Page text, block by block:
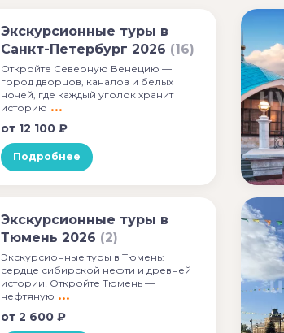
Экскурсионные туры в
Санкт-Петербург 2026 (16)
Откройте Северную Венецию —
город дворцов, каналов и белых
ночей, где каждый уголок хранит
историю
от 12 100 ₽
Подробнее
Экскурсионные туры в
Тюмень 2026 (2)
Экскурсионные туры в Тюмень:
сердце сибирской нефти и древней
истории! Откройте Тюмень —
нефтяную
от 2 600 ₽